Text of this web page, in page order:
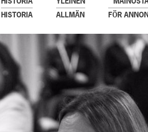
HISTORIA
ALLMÄN
FÖR